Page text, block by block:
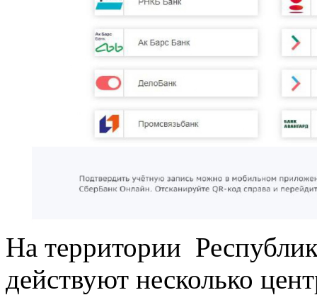
На территории
действуют несколько